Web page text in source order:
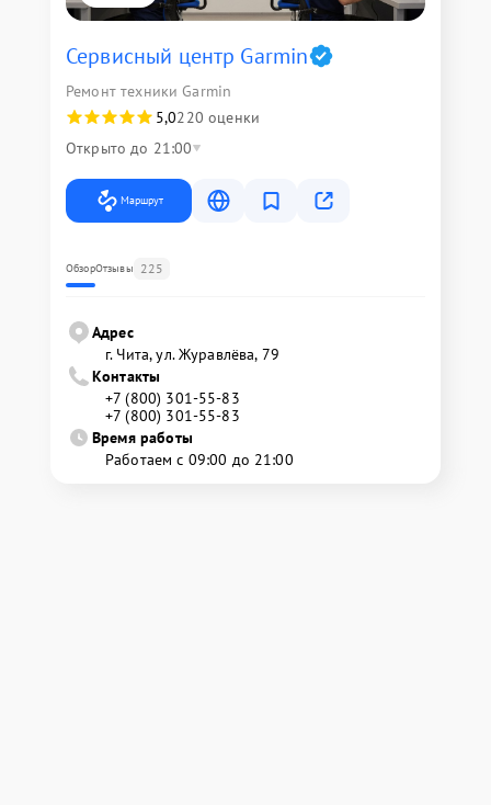
Сервисный центр Garmin
Ремонт техники Garmin
5,0220 оценки
Открыто до 21:00
Маршрут
ОбзорОтзывы 225
Адрес
г. Чита, ул. Журавлёва, 79
Контакты
+7 (800) 301-55-83
+7 (800) 301-55-83
Время работы
Работаем с 09:00 до 21:00